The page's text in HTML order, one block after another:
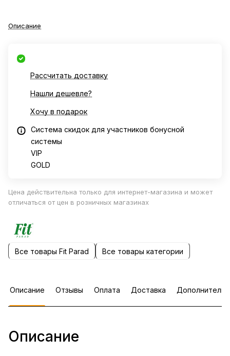
Описание
Рассчитать доставку
Нашли дешевле?
Хочу в подарок
Система скидок для участников бонусной
системы
VIP
GOLD
Цена действительна только для интернет-магазина и может
отличаться от цен в розничных магазинах
Все товары Fit Parad Все товары категории
Описание Отзывы Оплата Доставка
Описание